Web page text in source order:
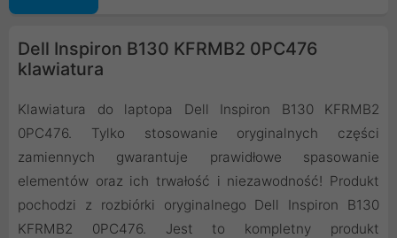
Dell Inspiron B130 KFRMB2 0PC476
klawiatura
Klawiatura do laptopa Dell Inspiron B130 KFRMB2
0PC476. Tylko stosowanie oryginalnych części
zamiennych gwarantuje prawidłowe spasowanie
elementów oraz ich trwałość i niezawodność! Produkt
pochodzi z rozbiórki oryginalnego Dell Inspiron B130
KFRMB2 0PC476. Jest to kompletny produkt